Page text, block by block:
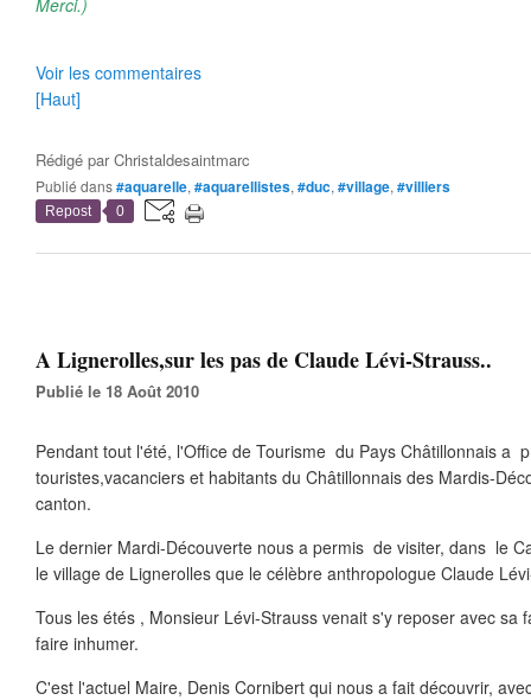
Merci.)
Voir les commentaires
[Haut]
Rédigé parChristaldesaintmarc
Publié dans#aquarelle, #aquarellistes, #duc, #village, #villiers
Repost 0
A Lignerolles,sur les pas de Claude Lévi-Strauss..
Publié le 18 Août 2010
Pendant tout l'été, l'Office de Tourisme du Pays Châtillonnais a
touristes,vacanciers et habitants du Châtillonnais des Mardis-
canton.
Le dernier Mardi-Découverte nous a permis de visiter, dans le
le village de Lignerolles que le célèbre anthropologue Claude
Tous les étés , Monsieur Lévi-Strauss venait s'y reposer avec sa
faire inhumer.
C'est l'actuel Maire, Denis Cornibert qui nous a fait découvrir,